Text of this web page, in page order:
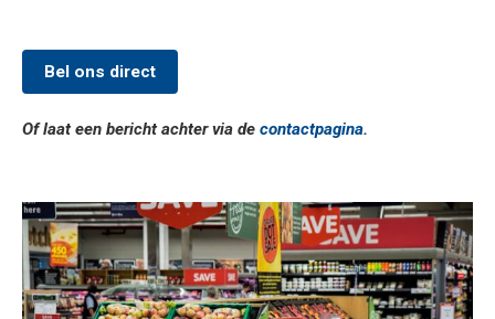
Bel ons direct
Of laat een bericht achter via de contactpagina.